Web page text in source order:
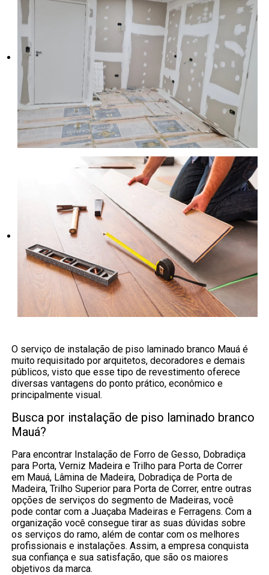
O serviço de instalação de piso laminado branco Mauá é
muito requisitado por arquitetos, decoradores e demais
públicos, visto que esse tipo de revestimento oferece
diversas vantagens do ponto prático, econômico e
principalmente visual.
Busca por instalação de piso laminado branco
Mauá?
Para encontrar Instalação de Forro de Gesso, Dobradiça
para Porta, Verniz Madeira e Trilho para Porta de Correr
em Mauá, Lâmina de Madeira, Dobradiça de Porta de
Madeira, Trilho Superior para Porta de Correr, entre outras
opções de serviços do segmento de Madeiras, você
pode contar com a Juaçaba Madeiras e Ferragens. Com a
organização você consegue tirar as suas dúvidas sobre
os serviços do ramo, além de contar com os melhores
profissionais e instalações. Assim, a empresa conquista
sua confiança e sua satisfação, que são os maiores
objetivos da marca.